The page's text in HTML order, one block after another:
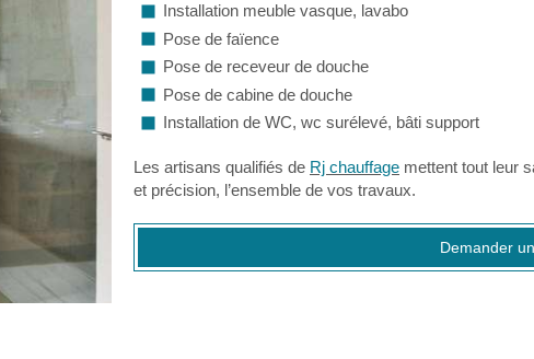
Installation meuble vasque, lavabo
Pose de faïence
Pose de receveur de douche
Pose de cabine de douche
Installation de WC, wc surélevé, bâti support
Les artisans qualifiés de Rj chauffagemettent tout leur
et précision, l’ensemble de vos travaux.
Demander